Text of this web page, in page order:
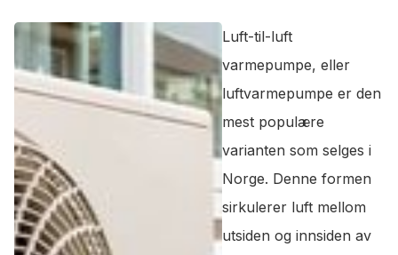
Luft-til-luft
varmepumpe, eller
luftvarmepumpe er den
mest populære
varianten som selges i
Norge. Denne formen
sirkulerer luft mellom
utsiden og innsiden av